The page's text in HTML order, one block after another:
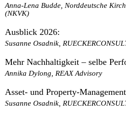
Anna-Lena Budde, Norddeutsche
(NKVK)
Ausblick 2026:
Susanne Osadnik,
Mehr Nachhaltigkeit – selbe
Annika Dylong, REAX Advisory
Asset- und Property-
Susanne Osadnik,